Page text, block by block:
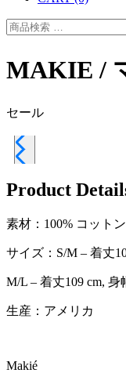
検
象:
MAKIE /
セール
Product
素材：100% コットン
サイズ：S/M – 着丈
M/L – 着丈109 cm, 身
生産：アメリカ
Makié